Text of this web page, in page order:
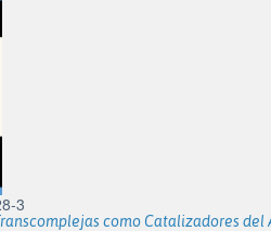
3
como Catalizadores